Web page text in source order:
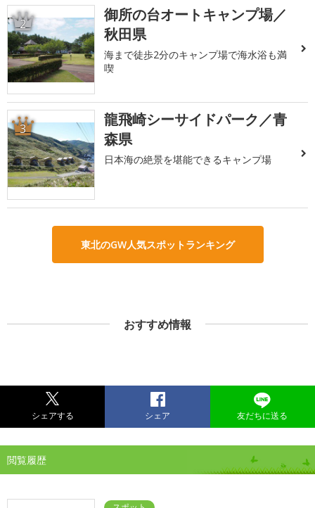
2
御所の台オートキャンプ場／
秋田県
海まで徒歩2分のキャンプ場で海水浴も満
喫
3
龍飛崎シーサイドパーク／青
森県
日本海の絶景を堪能できるキャンプ場
東北のGW人気スポットランキング
おすすめ情報
シェアする シェア 友だちに送る
閲覧履歴